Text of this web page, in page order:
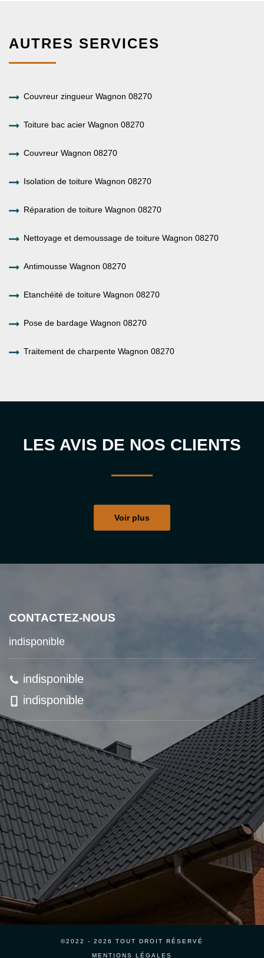
AUTRES SERVICES
Couvreur zingueur Wagnon 08270
Toiture bac acier Wagnon 08270
Couvreur Wagnon 08270
Isolation de toiture Wagnon 08270
Réparation de toiture Wagnon 08270
Nettoyage et demoussage de toiture Wagnon 08270
Antimousse Wagnon 08270
Etanchéité de toiture Wagnon 08270
Pose de bardage Wagnon 08270
Traitement de charpente Wagnon 08270
LES AVIS DE NOS CLIENTS
Voir plus
CONTACTEZ-NOUS
indisponible
indisponible
indisponible
©2022 - 2026 TOUT DROIT RÉSERVÉ
MENTIONS LÉGALES